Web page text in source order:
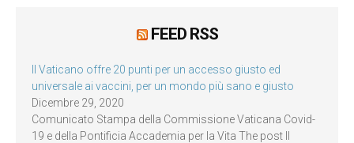
FEED RSS
Il Vaticano offre 20 punti per un accesso giusto ed
universale ai vaccini, per un mondo più sano e giusto
Dicembre 29, 2020
Comunicato Stampa della Commissione Vaticana Covid-
19 e della Pontificia Accademia per la Vita The post Il